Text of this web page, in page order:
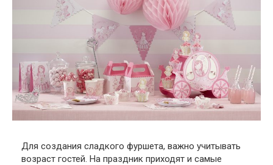
Для создания сладкого фуршета, важно учитывать
возраст гостей. На праздник приходят и самые